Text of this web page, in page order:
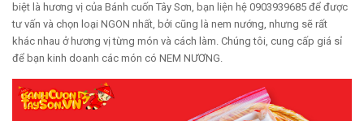
biệt là hương vị của Bánh cuốn Tây Sơn, bạn liện hệ 0903939685 để được
tư vấn và chọn loại NGON nhất, bởi cũng là nem nướng, nhưng sẽ rất
khác nhau ở hương vị từng món và cách làm. Chúng tôi, cung cấp giá sỉ
để bạn kinh doanh các món có NEM NƯƠNG.